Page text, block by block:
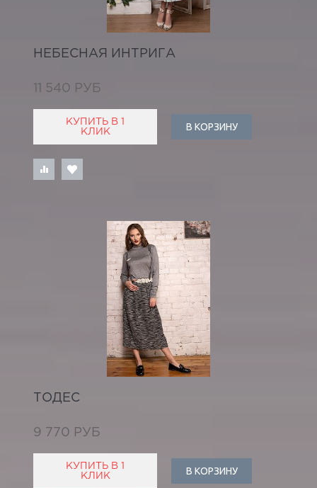
НЕБЕСНАЯ ИНТРИГА
11 540 РУБ
КУПИТЬ В 1
КЛИК
В КОРЗИНУ
ТОДЕС
9 770 РУБ
КУПИТЬ В 1
КЛИК
В КОРЗИНУ